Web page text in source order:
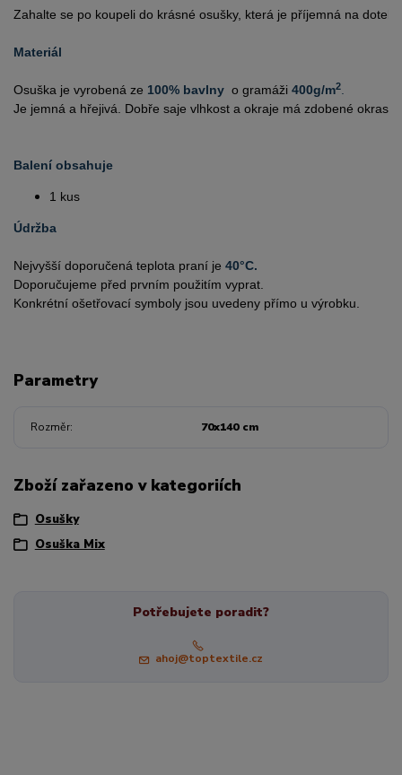
Zahalte se po koupeli do krásné osušky, která je příjemná na dotek.
Materiál
Osuška je vyrobená ze 100% bavlny o gramáži 400g/m2
Je jemná a hřejivá. Dobře saje vlhkost a okraje má zdobené
Balení obsahuje
1 kus
Údržba
Nejvyšší doporučená teplota praní je 40°C.
Doporučujeme před prvním použitím vyprat.
Konkrétní ošetřovací symboly jsou uvedeny přímo u výrobku.
Parametry
Rozměr 70x140 cm
Zboží zařazeno v kategoriích
Osušky
Osuška Mix
Potřebujete poradit?
ahoj@toptextile.cz